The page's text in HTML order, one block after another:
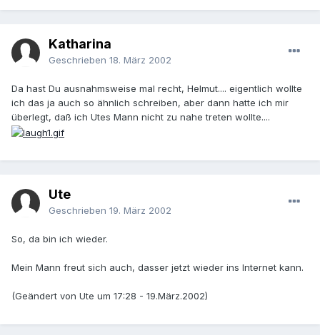
Katharina
Geschrieben 18. März 2002
Da hast Du ausnahmsweise mal recht, Helmut.... eigentlich wollte
ich das ja auch so ähnlich schreiben, aber dann hatte ich mir
überlegt, daß ich Utes Mann nicht zu nahe treten wollte....
Ute
Geschrieben 19. März 2002
So, da bin ich wieder.
Mein Mann freut sich auch, dasser jetzt wieder ins Internet kann.
(Geändert von Ute um 17:28 - 19.März.2002)